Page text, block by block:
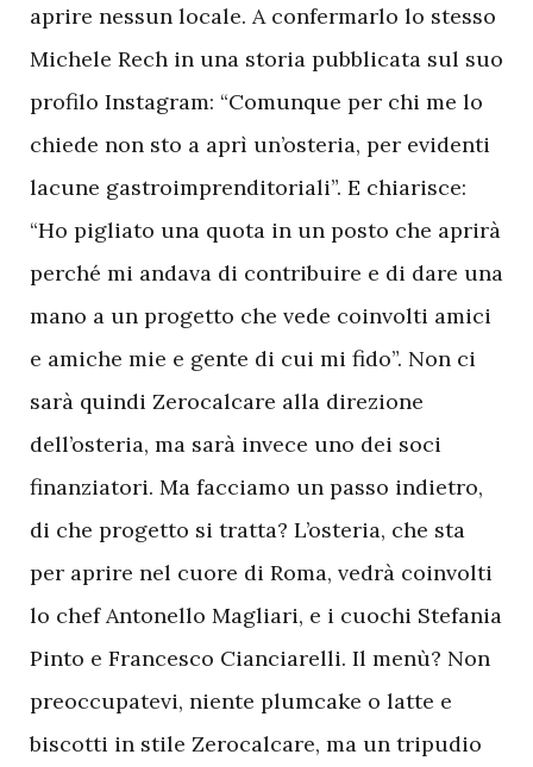
aprire nessun locale. A confermarlo lo stesso
Michele Rech in una storia pubblicata sul suo
profilo Instagram: “Comunque per chi me lo
chiede non sto a aprì un’osteria, per evidenti
lacune gastroimprenditoriali”. E chiarisce:
“Ho pigliato una quota in un posto che aprirà
perché mi andava di contribuire e di dare una
mano a un progetto che vede coinvolti amici
e amiche mie e gente di cui mi fido”. Non ci
sarà quindi Zerocalcare alla direzione
dell’osteria, ma sarà invece uno dei soci
finanziatori. Ma facciamo un passo indietro,
di che progetto si tratta? L’osteria, che sta
per aprire nel cuore di Roma, vedrà coinvolti
lo chef Antonello Magliari, e i cuochi Stefania
Pinto e Francesco Cianciarelli. Il menù? Non
preoccupatevi, niente plumcake o latte e
biscotti in stile Zerocalcare, ma un tripudio